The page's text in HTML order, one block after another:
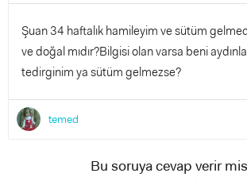
Şuan 34 haftalık hamileyim ve sütüm
ve doğal mıdır?Bilgisi olan varsa beni
tedirginim ya sütüm gelmezse?
temed
Bu soruya cevap verir